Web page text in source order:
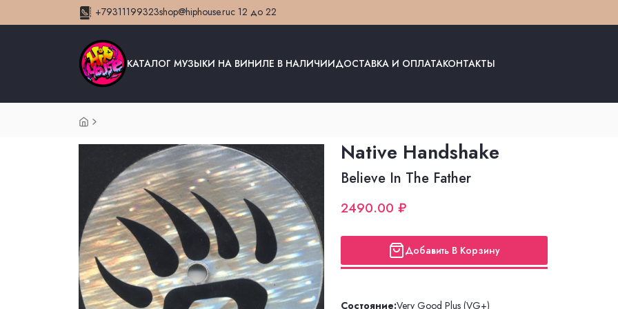
+79311199323shop@hiphouse.ruс 12 до 22
КАТАЛОГ МУЗЫКИ НА ВИНИЛЕ В НАЛИЧИИДОСТАВКА И ОПЛАТАКОНТАКТЫ
Native Handshake
Believe In The Father
2490.00 ₽
Добавить В Корзину
Состояние:Very Good Plus (VG+)